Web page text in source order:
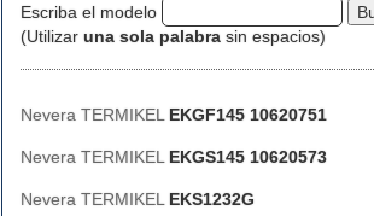
Escriba el modelo
(Utilizar una sola palabra sin espacios)
Nevera TERMIKEL EKGF145 10620751
Nevera TERMIKEL EKGS145 10620573
Nevera TERMIKEL EKS1232G